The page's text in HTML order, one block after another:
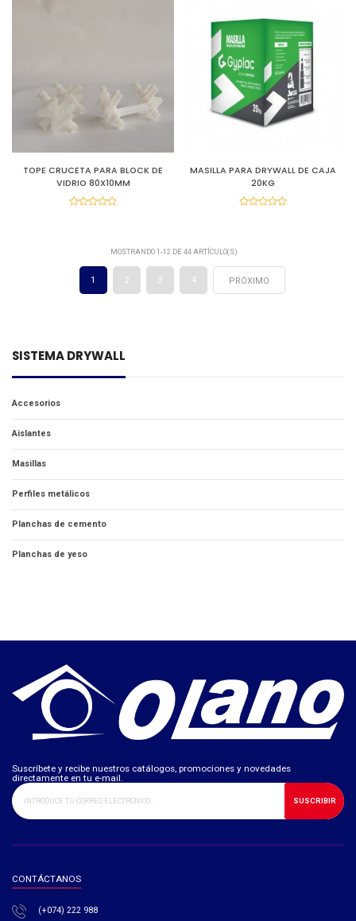
SISTEMA DRYWALL
Accesorios
Aislantes
Masillas
Perfiles metálicos
Planchas de cemento
Planchas de yeso
TOPE CRUCETA PARA BLOCK DE
VIDRIO 80X10MM
MASILLA PARA DRYWALL DE CAJA
20KG
MOSTRANDO 1-12 DE 44 ARTÍCULO(S)
1 2 3 4 PRÓXIMO
Suscríbete y recibe nuestros catálogos, promociones y novedades
directamente en tu e-mail.
SUSCRIBIR
CONTÁCTANOS
(+074) 222 988